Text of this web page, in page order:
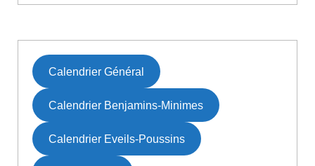
Calendrier Général
Calendrier Benjamins-Minimes
Calendrier Eveils-Poussins